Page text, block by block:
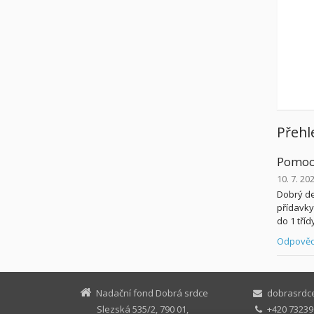
10. 7.
Dobrý
do 1
Nadační fond Dobrá srdce
Slezská 535/2, 790 01,
+420